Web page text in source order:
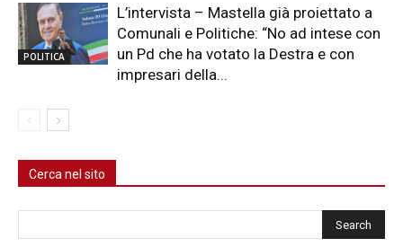
POLITICA
L’intervista – Mastella già proiettato a
Comunali e Politiche: “No ad intese con
un Pd che ha votato la Destra e con
impresari della...
Cerca nel sito